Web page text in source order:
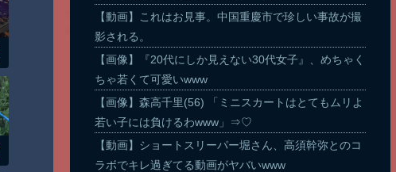
【動画】これはお見事。中国重慶市で珍しい事故が撮
影される。
【画像】『20代にしか見えない30代女子』、めちゃく
ちゃ若くて可愛いwww
【画像】森高千里(56) 「ミニスカートはとてもムリよ
若い子には負けるわwww」⇒♡
【動画】ショートスリーパー堀さん、高須幹弥とのコ
ラボでキレ過ぎてる動画がヤバいwww